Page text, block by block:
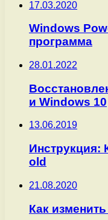
17.03.2020
Windows
программа
28.01.2022
и Windows 10
13.06.2019
Инструкция:
old
21.08.2020
Как